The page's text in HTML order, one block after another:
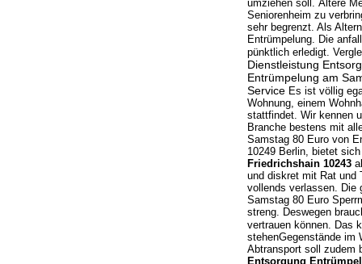
umziehen soll. Ältere
Seniorenheim zu
sehr begrenzt. Als
Entrümpelung. Die
pünktlich erledigt.
Dienstleistung
Entrümpelung am
Service Es ist völlig
Wohnung, einem
stattfindet. Wir kennen
Branche bestens mit
Samstag 80 Euro von
10249 Berlin, bietet
Friedrichshain 10243
und diskret mit Rat und
vollends verlassen. Die
Samstag 80 Euro
streng. Deswegen
vertrauen können. Das
stehenGegenstände im
Abtransport soll zudem
Entsorgung